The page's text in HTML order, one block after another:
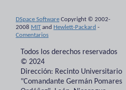
DSpace Software Copyright © 2002-
2008 MITand Hewlett-Packard -
Comentarios
Todos los derechos reservados
© 2024
Dirección: Recinto Universitario
"Comandante Germán Pomares